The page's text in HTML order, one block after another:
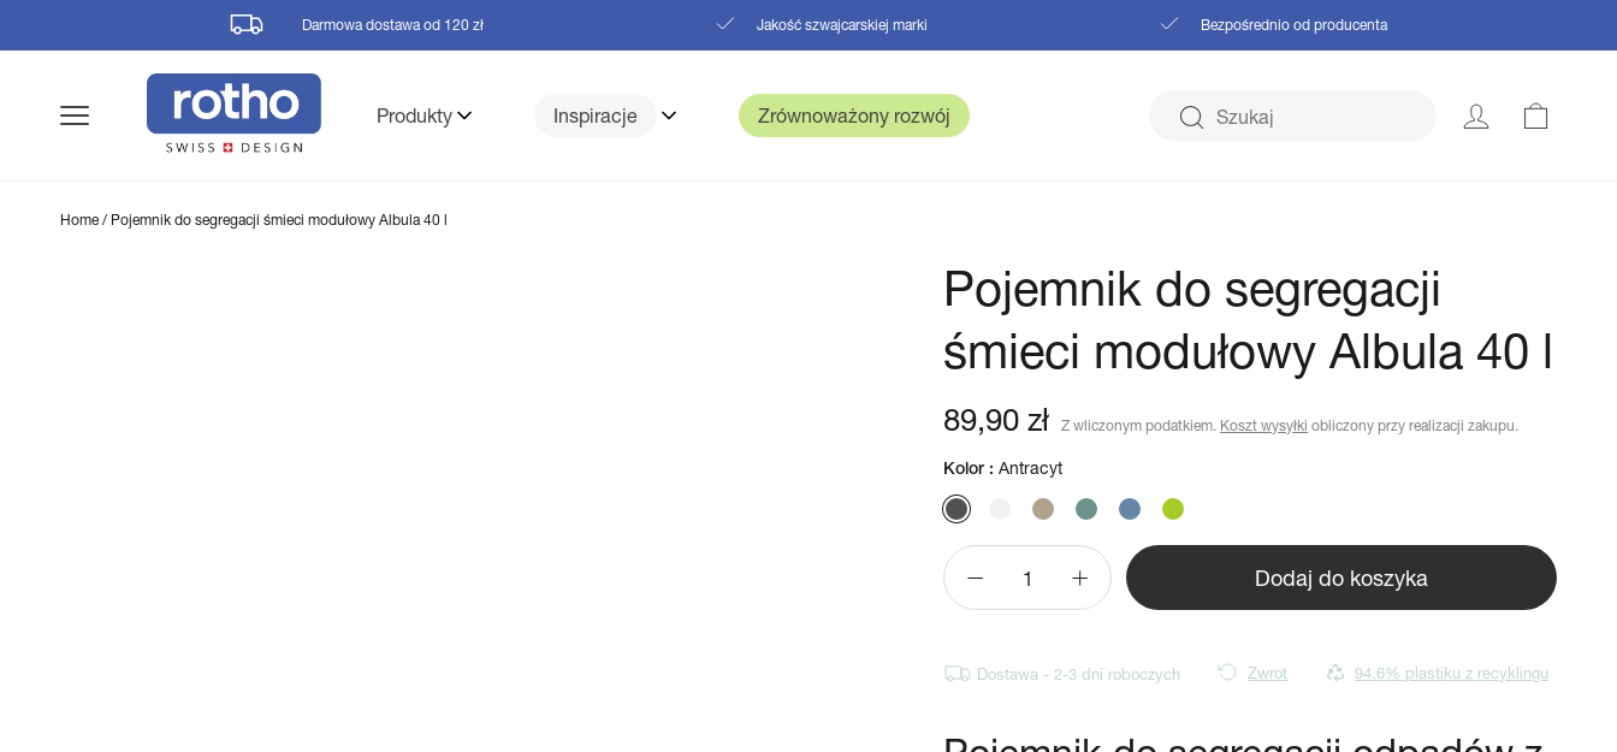
treści
Darmowa dostawa od 120 zł Jakość szwajcarskiej marki Bezpośrednio od producenta
Produkty Inspiracje Zrównoważony rozwój Koszyk
Home / Pojemnik do segregacji śmieci modułowy Albula 40 l
Pomiń,
Pojemnik do segregacji
śmieci modułowy Albula 40 l
Cena
regularna
89,90 zł Z wliczonym podatkiem. Koszt wysyłki obliczony przy realizacji zakupu.
Kolor : Antracyt
Zmniejsz
ilość
Pojemnik
śmieci
Zwiększ
ilość
Pojemnik
śmieci
Dodaj do koszyka
Dostawa - 2-3 dni roboczych Zwrot 94.6% plastiku z recyklingu